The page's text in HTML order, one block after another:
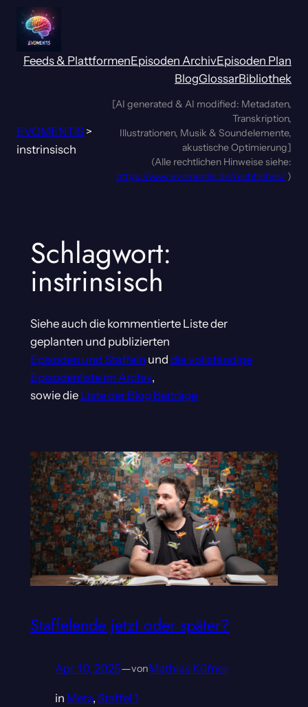
Zum
Inhalt
springen
Feeds & PlattformenEpisoden ArchivEpisoden Plan
BlogGlossarBibliothek
EVOMENTIS >
instrinsisch
[AI generated & AI modified: Metadaten,
Transkription,
Illustrationen, Musik & Soundelemente,
akustische Optimierung]
(Alle rechtlichen Hinweise siehe:
https://www.evomentis.de/rechtliches/ )
Schlagwort:
instrinsisch
Siehe auch die kommentierte Liste der
geplanten und publizierten
Episoden und Staffeln und die vollständige
Episodenliste im Archiv,
sowie die Liste der Blog Beiträge
Staffelende jetzt oder später?
Apr. 10, 2025—vonMathias Küfner
in Meta, Staffel 1